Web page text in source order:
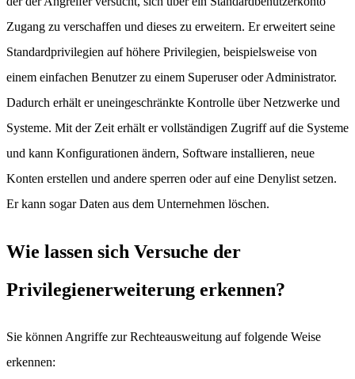
Zugang zu verschaffen und dieses zu erweitern. Er erweitert seine
Standardprivilegien auf höhere Privilegien, beispielsweise von
einem einfachen Benutzer zu einem Superuser oder Administrator.
Dadurch erhält er uneingeschränkte Kontrolle über Netzwerke und
Systeme. Mit der Zeit erhält er vollständigen Zugriff auf die Systeme
und kann Konfigurationen ändern, Software installieren, neue
Konten erstellen und andere sperren oder auf eine Denylist setzen.
Er kann sogar Daten aus dem Unternehmen löschen.
Wie lassen sich Versuche der
Privilegienerweiterung erkennen?
Sie können Angriffe zur Rechteausweitung auf folgende Weise
erkennen: